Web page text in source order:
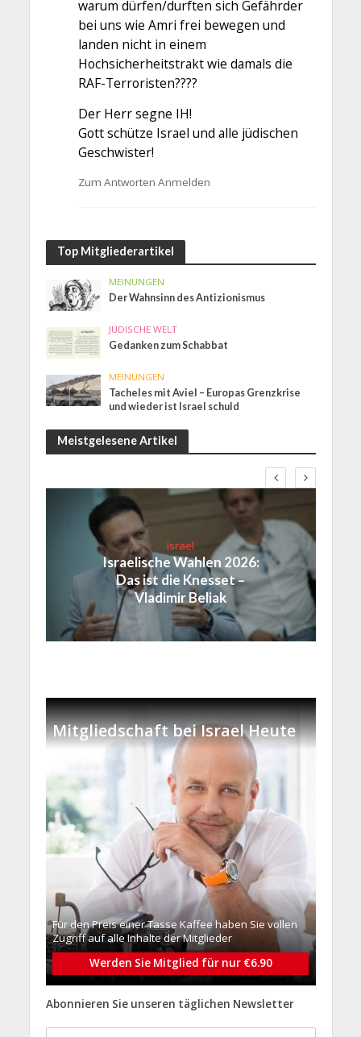
warum dürfen/durften sich Gefährder
bei uns wie Amri frei bewegen und
landen nicht in einem
Hochsicherheitstrakt wie damals die
RAF-Terroristen????
Der Herr segne IH!
Gott schütze Israel und alle jüdischen
Geschwister!
Zum Antworten Anmelden
Top Mitgliederartikel
MEINUNGEN
Der Wahnsinn des Antizionismus
JÜDISCHE WELT
Gedanken zum Schabbat
MEINUNGEN
Tacheles mit Aviel – Europas Grenzkrise
und wieder ist Israel schuld
Meistgelesene Artikel
Israel
Israelische Wahlen 2026:
Das ist die Knesset –
Vladimir Beliak
Mitgliedschaft bei Israel Heute
Für den Preis einer Tasse Kaffee haben Sie vollen
Zugriff auf alle Inhalte der Mitglieder
Werden Sie Mitglied für nur €6.90
Abonnieren Sie unseren täglichen Newsletter